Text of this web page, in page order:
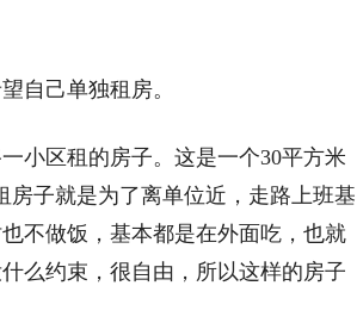
己单独租房。
区租的房子。这是一个30平方米
房子就是为了离单位近，走路上班基
不做饭，基本都是在外面吃，也就
么约束，很自由，所以这样的房子